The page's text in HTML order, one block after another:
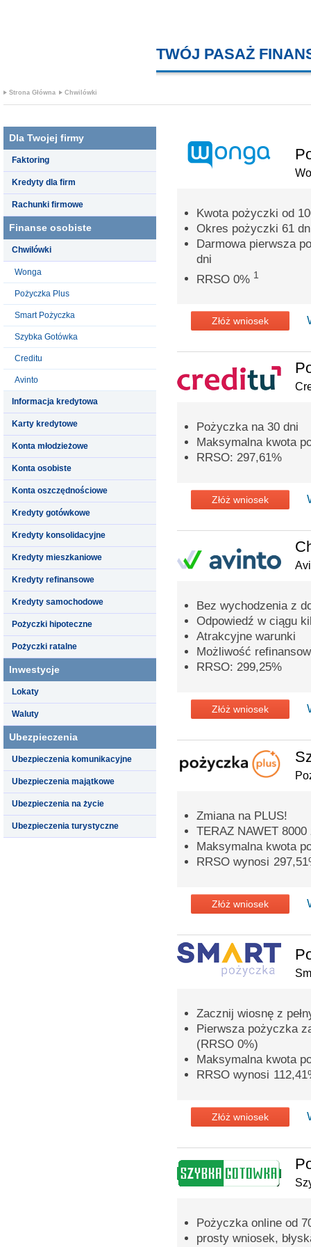
TWÓJ PASAŻ
Strona Główna Chwilówki
Dla Twojej firmy
Faktoring
Kredyty dla firm
Rachunki firmowe
Finanse osobiste
Chwilówki
Wonga
Pożyczka Plus
Smart Pożyczka
Szybka Gotówka
Creditu
Avinto
Informacja kredytowa
Karty kredytowe
Konta młodzieżowe
Konta osobiste
Konta oszczędnościowe
Kredyty gotówkowe
Kredyty konsolidacyjne
Kredyty mieszkaniowe
Kredyty refinansowe
Kredyty samochodowe
Pożyczki hipoteczne
Pożyczki ratalne
Inwestycje
Lokaty
Waluty
Ubezpieczenia
Ubezpieczenia komunikacyjne
Ubezpieczenia majątkowe
Ubezpieczenia na życie
Ubezpieczenia turystyczne
Kwota pożyczki od
Okres pożyczki 61
Darmowa pierwsza
dni
RRSO 0% 1
Złóż wniosek
Pożyczka na 30 dni
Maksymalna kwota
RRSO: 297,61%
Złóż wniosek
Bez wychodzenia z
Odpowiedź w ciągu
Atrakcyjne warunki
Możliwość
RRSO: 299,25%
Złóż wniosek
Zmiana na PLUS!
TERAZ NAWET
Maksymalna kwota
RRSO wynosi
Złóż wniosek
Zacznij wiosnę z
Pierwsza pożyczka
(RRSO 0%)
Maksymalna kwota
RRSO wynosi
Złóż wniosek
Pożyczka online od
prosty wniosek,